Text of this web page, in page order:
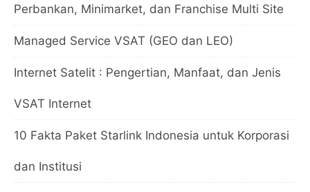
Perbankan, Minimarket, dan Franchise Multi Site
Managed Service VSAT (GEO dan LEO)
Internet Satelit : Pengertian, Manfaat, dan Jenis
VSAT Internet
10 Fakta Paket Starlink Indonesia untuk Korporasi
dan Institusi